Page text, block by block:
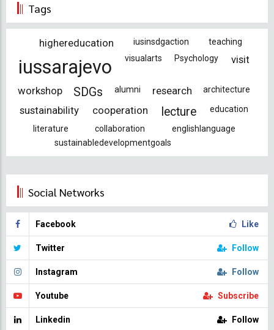
Tags
highereducation iusinsdgaction teaching
iussarajevo visualarts Psychology visit
workshop SDGs alumni research architecture
sustainability cooperation lecture
education
literature
collaboration
englishlanguage
sustainabledevelopmentgoals
Social Networks
Facebook Like
Twitter Follow
Instagram Follow
Youtube Subscribe
Linkedin Follow